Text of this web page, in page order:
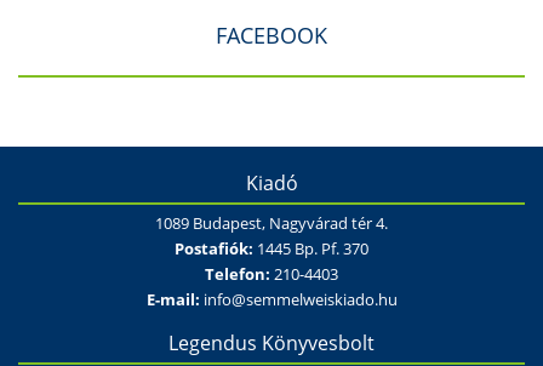
FACEBOOK
Kiadó
1089 Budapest, Nagyvárad tér 4.
Postafiók: 1445 Bp. Pf. 370
Telefon: 210-4403
E-mail: info@semmelweiskiado.hu
Legendus Könyvesbolt